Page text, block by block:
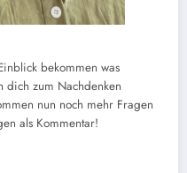
bekommen was
dich zum Nachdenken
nun noch mehr Fragen
als Kommentar!